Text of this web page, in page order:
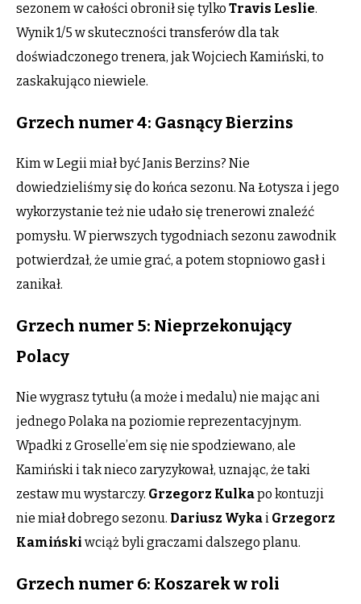
sezonem w całości obronił się tylko Travis Leslie.
Wynik 1/5 w skuteczności transferów dla tak
doświadczonego trenera, jak Wojciech Kamiński, to
zaskakująco niewiele.
Grzech numer 4: Gasnący Bierzins
Kim w Legii miał być Janis Berzins? Nie
dowiedzieliśmy się do końca sezonu. Na Łotysza i jego
wykorzystanie też nie udało się trenerowi znaleźć
pomysłu. W pierwszych tygodniach sezonu zawodnik
potwierdzał, że umie grać, a potem stopniowo gasł i
zanikał.
Grzech numer 5: Nieprzekonujący
Polacy
Nie wygrasz tytułu (a może i medalu) nie mając ani
jednego Polaka na poziomie reprezentacyjnym.
Wpadki z Groselle’em się nie spodziewano, ale
Kamiński i tak nieco zaryzykował, uznając, że taki
zestaw mu wystarczy. Grzegorz Kulkapo kontuzji
nie miał dobrego sezonu. Dariusz Wykai Grzegorz
Kamiński wciąż byli graczami dalszego planu.
Grzech numer 6: Koszarek w roli